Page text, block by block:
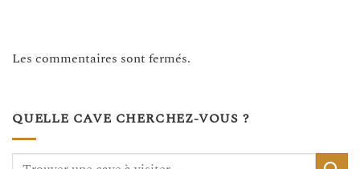
Les commentaires sont fermés.
QUELLE CAVE CHERCHEZ-VOUS ?